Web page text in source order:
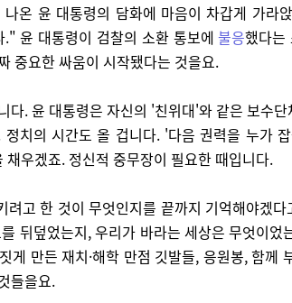
온 윤 대통령의 담화에 마음이 차갑게 가라
." 윤 대통령이 검찰의 소환 통보에불응했다는
중요한 싸움이 시작됐다는 것을요.
다. 윤 대통령은 자신의 '친위대'와 같은 보수단
치의 시간도 올 겁니다. '다음 권력을 누가
우겠죠. 정신적 중무장이 필요한 때입니다.
려고 한 것이 무엇인지를 끝까지 기억해야겠다
뒤덮었는지, 우리가 바라는 세상은 무엇이었
게 만든 재치·해학 만점 깃발들, 응원봉, 함께
들을요.